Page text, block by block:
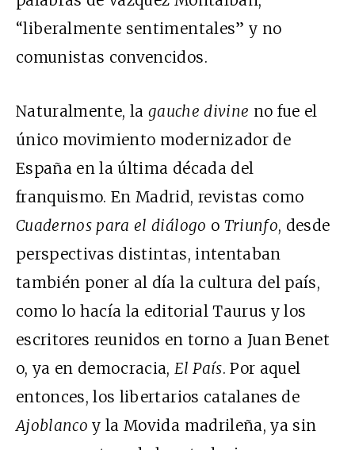
“liberalmente sentimentales” y no
comunistas convencidos.
Naturalmente, la gauche divine no fue el
único movimiento modernizador de
España en la última década del
franquismo. En Madrid, revistas como
Cuadernos para el diálogo o Triunfo, desde
perspectivas distintas, intentaban
también poner al día la cultura del país,
como lo hacía la editorial Taurus y los
escritores reunidos en torno a Juan Benet
o, ya en democracia, El País. Por aquel
entonces, los libertarios catalanes de
Ajoblancoy la Movida madrileña, ya sin